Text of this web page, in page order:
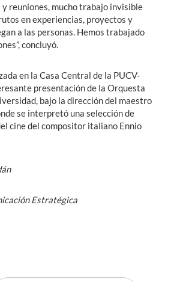
y reuniones, mucho trabajo invisible
en experiencias, proyectos y
a las personas. Hemos trabajado
concluyó.
en la Casa Central de la PUCV-
presentación de la Orquesta
bajo la dirección del maestro
se interpretó una selección de
cine del compositor italiano Ennio
Estratégica